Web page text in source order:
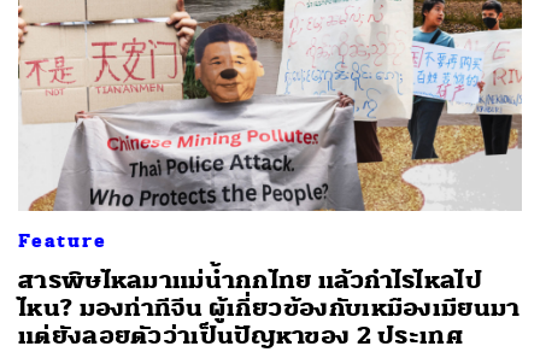
Feature
สารพิษไหลมาแม่น้ำกกไทย แล้วกำไรไหลไป
ไหน? มองท่าทีจีน ผู้เกี่ยวข้องกับเหมืองเมียนมา
แต่ยังลอยตัวว่าเป็นปัญหาของ 2 ประเทศ